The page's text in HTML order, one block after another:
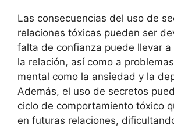
Las consecuencias del uso de
relaciones tóxicas pueden ser
falta de confianza puede llevar a
la relación, así como a
mental como la ansiedad y la
Además, el uso de secretos
ciclo de comportamiento tóxico
en futuras relaciones,